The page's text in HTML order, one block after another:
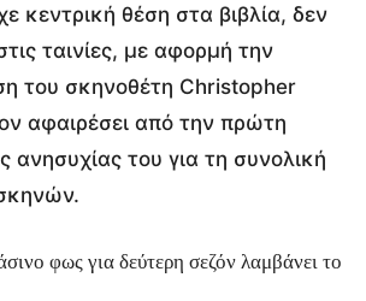
κεντρική θέση στα βιβλία, δεν
ταινίες, με αφορμή την
του σκηνοθέτη Christopher
αφαιρέσει από την πρώτη
ανησυχίας του για τη συνολική
φως για δεύτερη σεζόν λαμβάνει το